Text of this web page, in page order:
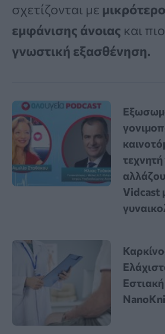
σχετίζονται με
εμφάνισης άνοιας και πιο
γνωστική εξασθένηση.
Vidcast